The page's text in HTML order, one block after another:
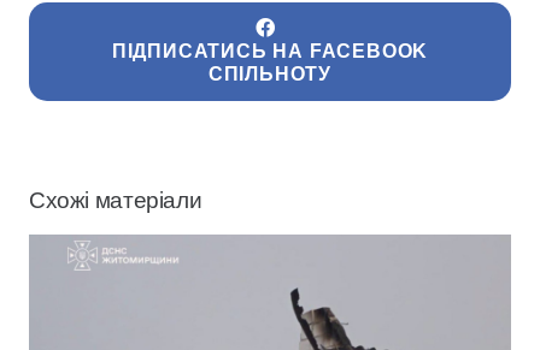
ПІДПИСАТИСЬ НА FACEBOOK
СПІЛЬНОТУ
Схожі матеріали